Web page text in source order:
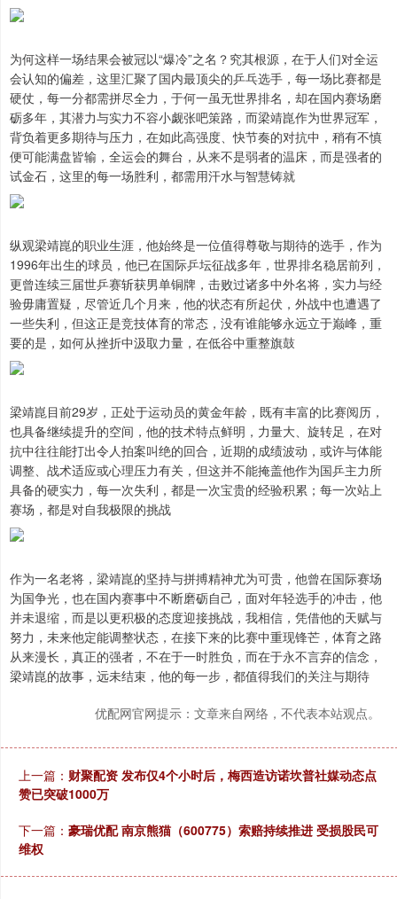
为何这样一场结果会被冠以“爆冷”之名？究其根源，在于人们对全运
会认知的偏差，这里汇聚了国内最顶尖的乒乓选手，每一场比赛都是
硬仗，每一分都需拼尽全力，于何一虽无世界排名，却在国内赛场磨
砺多年，其潜力与实力不容小觑张吧策路，而梁靖崑作为世界冠军，
背负着更多期待与压力，在如此高强度、快节奏的对抗中，稍有不慎
便可能满盘皆输，全运会的舞台，从来不是弱者的温床，而是强者的
试金石，这里的每一场胜利，都需用汗水与智慧铸就
纵观梁靖崑的职业生涯，他始终是一位值得尊敬与期待的选手，作为
1996年出生的球员，他已在国际乒坛征战多年，世界排名稳居前列，
更曾连续三届世乒赛斩获男单铜牌，击败过诸多中外名将，实力与经
验毋庸置疑，尽管近几个月来，他的状态有所起伏，外战中也遭遇了
一些失利，但这正是竞技体育的常态，没有谁能够永远立于巅峰，重
要的是，如何从挫折中汲取力量，在低谷中重整旗鼓
梁靖崑目前29岁，正处于运动员的黄金年龄，既有丰富的比赛阅历，
也具备继续提升的空间，他的技术特点鲜明，力量大、旋转足，在对
抗中往往能打出令人拍案叫绝的回合，近期的成绩波动，或许与体能
调整、战术适应或心理压力有关，但这并不能掩盖他作为国乒主力所
具备的硬实力，每一次失利，都是一次宝贵的经验积累；每一次站上
赛场，都是对自我极限的挑战
作为一名老将，梁靖崑的坚持与拼搏精神尤为可贵，他曾在国际赛场
为国争光，也在国内赛事中不断磨砺自己，面对年轻选手的冲击，他
并未退缩，而是以更积极的态度迎接挑战，我相信，凭借他的天赋与
努力，未来他定能调整状态，在接下来的比赛中重现锋芒，体育之路
从来漫长，真正的强者，不在于一时胜负，而在于永不言弃的信念，
梁靖崑的故事，远未结束，他的每一步，都值得我们的关注与期待
优配网官网提示：文章来自网络，不代表本站观点。
上一篇： 财聚配资 发布仅4个小时后，梅西造访诺坎普社媒动态点
赞已突破1000万
下一篇： 豪瑞优配 南京熊猫（600775）索赔持续推进 受损股民可
维权